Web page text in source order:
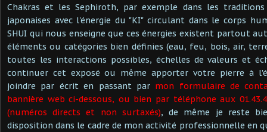
Chakras et les Sephiroth, par exemple dans les
japonaises avec l'énergie du "KI" circulant dans le corps
SHUI qui nous enseigne que ces énergies existent partout
éléments ou catégories bien définies (eau, feu, bois, air,
toutes les interactions possibles, échelles de valeurs et
continuer cet exposé ou même apporter votre pierre à
joindre par écrit en passant par mon formulaire de
bannière web ci-dessous, ou bien par téléphone aux
(numéros directs et non surtaxés), de même je reste
disposition dans le cadre de mon activité professionnelle en